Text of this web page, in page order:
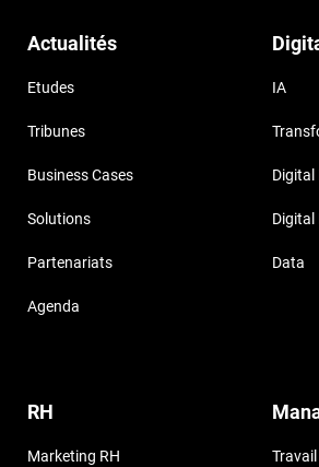
Actualités
Etudes
Tribunes
Business Cases
Solutions
Partenariats
Agenda
IA
Digital
Digital
Data
RH
Marketing RH Travail